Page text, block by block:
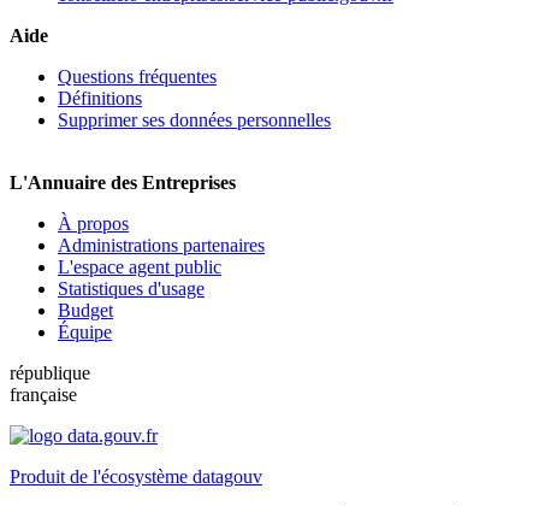
Aide
Questions fréquentes
Définitions
Supprimer ses données personnelles
L'Annuaire des Entreprises
À propos
Administrations partenaires
L'espace agent public
Statistiques d'usage
Budget
Équipe
république
française
Produit de l'écosystème datagouv